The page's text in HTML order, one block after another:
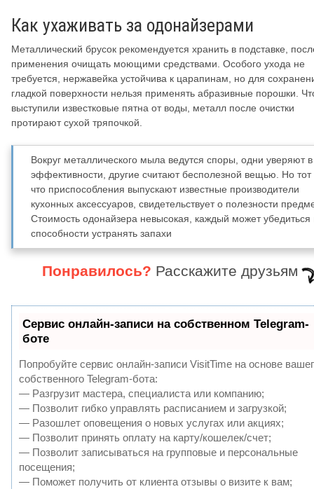
Как ухаживать за одонайзерами
Металлический брусок рекомендуется хранить в подставке,
применения очищать моющими средствами. Особого ухода не
требуется, нержавейка устойчива к царапинам, но для
гладкой поверхности нельзя применять абразивные порошки.
выступили известковые пятна от воды, металл после очистки
протирают сухой тряпочкой.
Вокруг металлического мыла ведутся споры, одни уверяют в
эффективности, другие считают бесполезной вещью. Но тот
что приспособления выпускают известные производители
кухонных аксессуаров, свидетельствует о полезности
Стоимость одонайзера невысокая, каждый может убедиться
способности устранять запахи
Понравилось? Расскажите друзьям
Сервис онлайн-записи на собственном Telegram-
боте
Попробуйте сервис онлайн-записи VisitTime на основе
собственного Telegram-бота:
— Разгрузит мастера, специалиста или компанию;
— Позволит гибко управлять расписанием и загрузкой;
— Разошлет оповещения о новых услугах или акциях;
— Позволит принять оплату на карту/кошелек/счет;
— Позволит записываться на групповые и персональные
посещения;
— Поможет получить от клиента отзывы о визите к вам;